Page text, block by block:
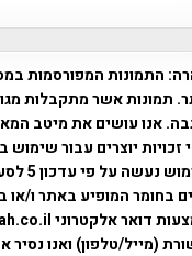
התמונות המפורסמות
תמונות אשר מתקבלות
אנו עושים את מיטב
זכויות יוצרים עבור
בחומר המופיע באתר ו/
(מייל/טלפון) ואנו נסיר